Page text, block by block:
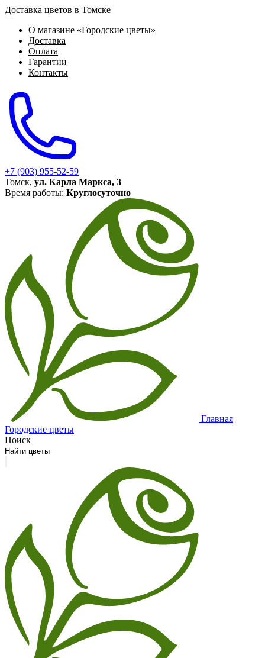
Доставка цветов в Томске
О магазине «Городские цветы»
Доставка
Оплата
Гарантии
Контакты
+7 (903) 955-52-59
Томск, ул. Карла Маркса, 3
Время работы: Круглосуточно
Главная
Городские цветы
Поиск